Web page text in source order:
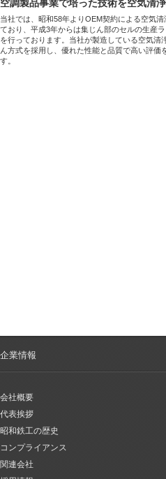
空調製品事業で培った技術を空気清
当社では、昭和58年よりOEM契約による空気清
ており、平成3年からは集じん部のセルの生産
を行っております。当社が製造している空気清
ん方式を採用し、優れた性能と品質で高い評価
す。
企業情報
会社概要
代表挨拶
昭和鉄工の歴史
コンプライアンス
関連会社